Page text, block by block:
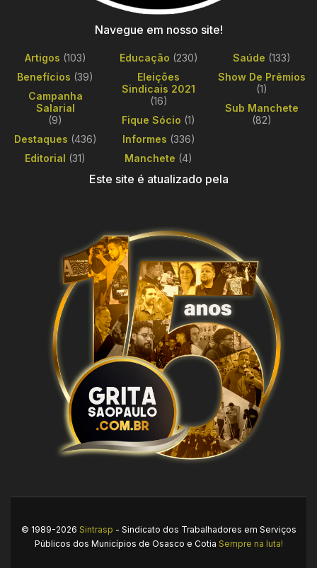
Navegue em nosso site!
Artigos (103)
Benefícios (39)
Campanha
Salarial
(9)
Destaques (436)
Editorial (31)
Educação (230)
Eleições
Sindicais 2021
(16)
Fique Sócio (1)
Informes (336)
Manchete (4)
Saúde (133)
Show De Prêmios
(1)
Sub Manchete
(82)
Este site é atualizado pela
© 1989-2026 Sintrasp - Sindicato dos Trabalhadores em Serviços
Públicos dos Municípios de Osasco e Cotia Sempre na luta!